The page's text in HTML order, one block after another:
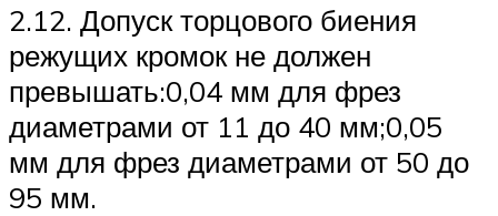
2.12. Допуск торцового биения
режущих кромок не должен
превышать:0,04 мм для фрез
диаметрами от 11 до 40 мм;0,05
мм для фрез диаметрами от 50 до
95 мм.